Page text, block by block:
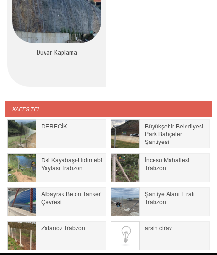
Duvar Kaplama
KAFES TEL
DERECİK
Büyükşehir Belediyesi
Park Bahçeler
Şantiyesi
Dsi Kayabaşı-Hıdırnebi
Yaylası Trabzon
İncesu Mahallesi
Trabzon
Albayrak Beton Tanker
Çevresi
Şantiye Alanı Etrafı
Trabzon
Zafanoz Trabzon arsin cirav